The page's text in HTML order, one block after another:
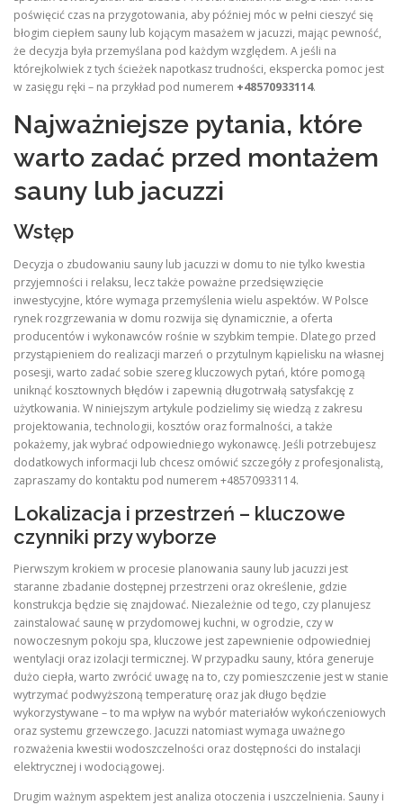
poświęcić czas na przygotowania, aby później móc w pełni cieszyć się
błogim ciepłem sauny lub kojącym masażem w jacuzzi, mając pewność,
że decyzja była przemyślana pod każdym względem. A jeśli na
którejkolwiek z tych ścieżek napotkasz trudności, ekspercka pomoc jest
w zasięgu ręki – na przykład pod numerem +48570933114.
Najważniejsze pytania, które
warto zadać przed montażem
sauny lub jacuzzi
Wstęp
Decyzja o zbudowaniu sauny lub jacuzzi w domu to nie tylko kwestia
przyjemności i relaksu, lecz także poważne przedsięwzięcie
inwestycyjne, które wymaga przemyślenia wielu aspektów. W Polsce
rynek rozgrzewania w domu rozwija się dynamicznie, a oferta
producentów i wykonawców rośnie w szybkim tempie. Dlatego przed
przystąpieniem do realizacji marzeń o przytulnym kąpielisku na własnej
posesji, warto zadać sobie szereg kluczowych pytań, które pomogą
uniknąć kosztownych błędów i zapewnią długotrwałą satysfakcję z
użytkowania. W niniejszym artykule podzielimy się wiedzą z zakresu
projektowania, technologii, kosztów oraz formalności, a także
pokażemy, jak wybrać odpowiedniego wykonawcę. Jeśli potrzebujesz
dodatkowych informacji lub chcesz omówić szczegóły z profesjonalistą,
zapraszamy do kontaktu pod numerem +48570933114.
Lokalizacja i przestrzeń – kluczowe
czynniki przy wyborze
Pierwszym krokiem w procesie planowania sauny lub jacuzzi jest
staranne zbadanie dostępnej przestrzeni oraz określenie, gdzie
konstrukcja będzie się znajdować. Niezależnie od tego, czy planujesz
zainstalować saunę w przydomowej kuchni, w ogrodzie, czy w
nowoczesnym pokoju spa, kluczowe jest zapewnienie odpowiedniej
wentylacji oraz izolacji termicznej. W przypadku sauny, która generuje
dużo ciepła, warto zwrócić uwagę na to, czy pomieszczenie jest w stanie
wytrzymać podwyższoną temperaturę oraz jak długo będzie
wykorzystywane – to ma wpływ na wybór materiałów wykończeniowych
oraz systemu grzewczego. Jacuzzi natomiast wymaga uważnego
rozważenia kwestii wodoszczelności oraz dostępności do instalacji
elektrycznej i wodociągowej.
Drugim ważnym aspektem jest analiza otoczenia i uszczelnienia. Sauny i